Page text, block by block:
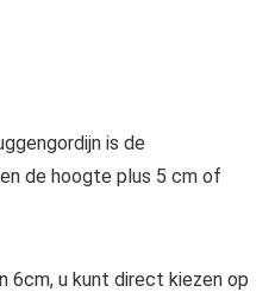
is de
de hoogte plus 5 cm of
6cm, u kunt direct kiezen op